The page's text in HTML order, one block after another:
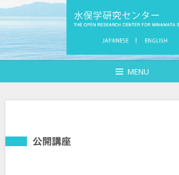
MENU